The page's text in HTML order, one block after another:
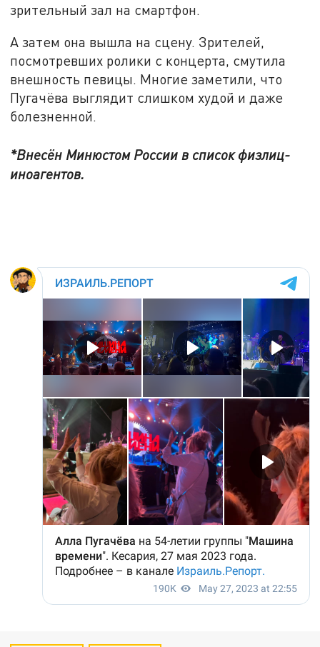
зрительный зал на смартфон.
А затем она вышла на сцену. Зрителей,
посмотревших ролики с концерта, смутила
внешность певицы. Многие заметили, что
Пугачёва выглядит слишком худой и даже
болезненной.
*Внесён Минюстом России в список физлиц-
иноагентов.